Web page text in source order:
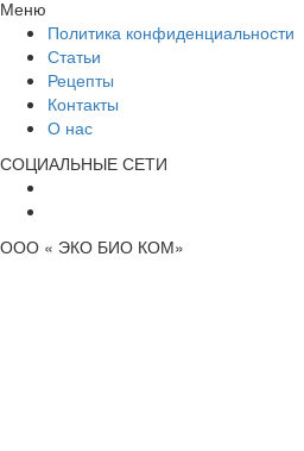
Меню
Политика конфиденциальности
Статьи
Рецепты
Контакты
О нас
СОЦИАЛЬНЫЕ СЕТИ
ООО « ЭКО БИО КОМ»